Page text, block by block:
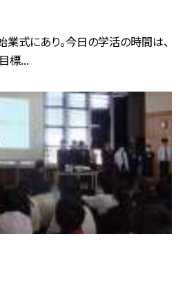
式にあり。今日の学活の時間は、
標...